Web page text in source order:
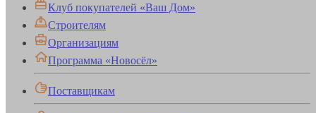
Клуб покупателей «Ваш Дом»
Строителям
Организациям
Программа «Новосёл»
Поставщикам